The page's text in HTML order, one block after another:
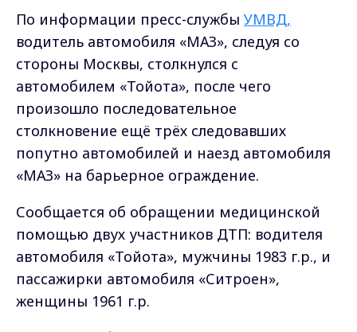
По информации пресс-службыУМВД,
водитель автомобиля «МАЗ», следуя со
стороны Москвы, столкнулся с
автомобилем «Тойота», после чего
произошло последовательное
столкновение ещё трёх следовавших
попутно автомобилей и наезд автомобиля
«МАЗ» на барьерное ограждение.
Сообщается об обращении медицинской
помощью двух участников ДТП: водителя
автомобиля «Тойота», мужчины 1983 г.р., и
пассажирки автомобиля «Ситроен»,
женщины 1961 г.р.